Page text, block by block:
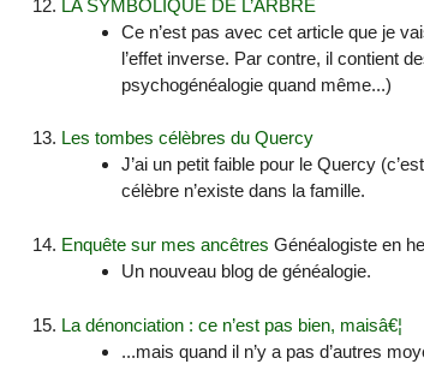
LA SYMBOLIQUE DE L’ARBRE
Ce n’est pas avec cet article que je
l’effet inverse. Par contre, il contient
psychogénéalogie quand même...)
Les tombes célèbres du Quercy
J’ai un petit faible pour le Quercy
célèbre n’existe dans la famille.
Enquête sur mes ancêtres Généalogiste en
Un nouveau blog de généalogie.
La dénonciation : ce n’est pas bien, maisâ€¦
...mais quand il n’y a pas d’autres